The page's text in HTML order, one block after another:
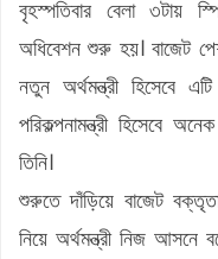
বৃহস্পতিবার বেলা ৩টায়
অধিবেশন শুরু হয়। বাজেট
নতুন অর্থমন্ত্রী হিসেবে
পরিকল্পনামন্ত্রী হিসেবে
তিনি।
শুরুতে দাঁড়িয়ে বাজেট
নিয়ে অর্থমন্ত্রী নিজ আসনে